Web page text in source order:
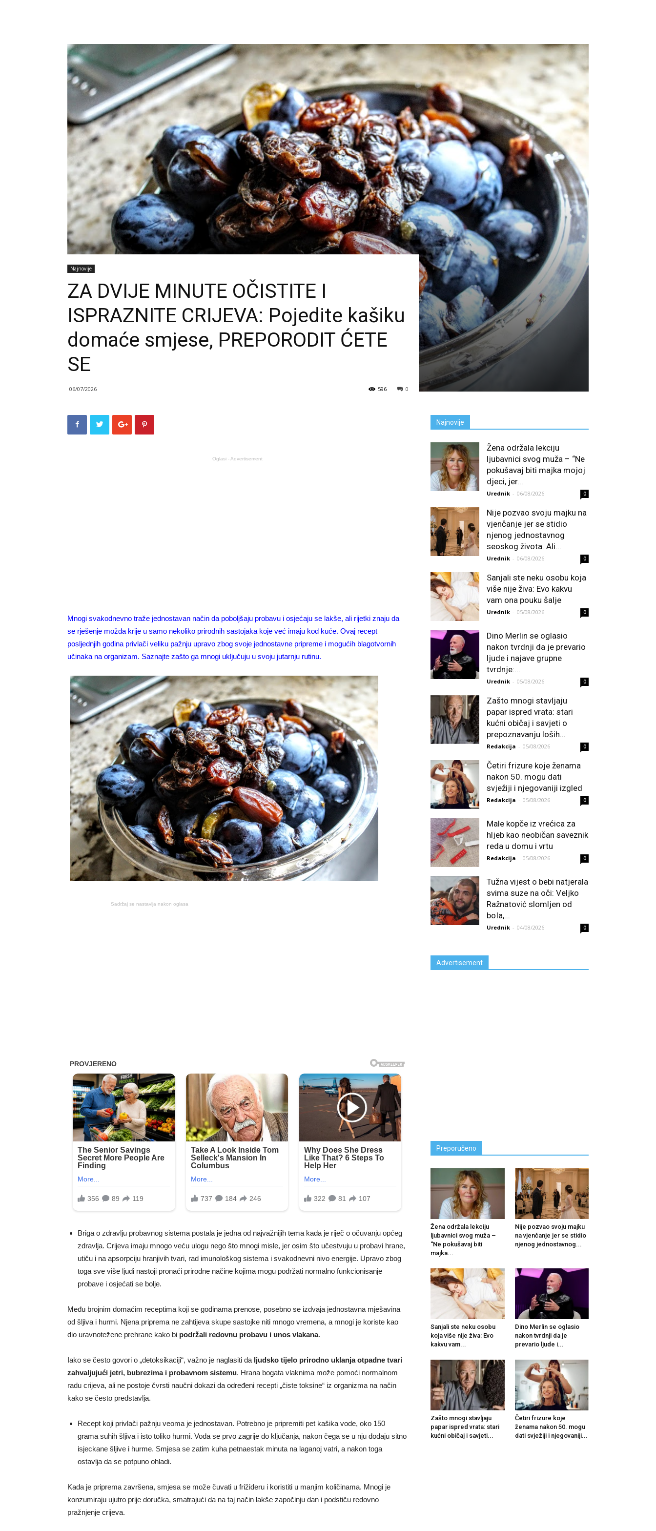
Najnovije
ZA DVIJE MINUTE OČISTITE I
ISPRAZNITE CRIJEVA: Pojedite kašiku
domaće smjese, PREPORODIT ĆETE
SE
06/07/2026 0
596
Oglasi - Advertisement
Mnogi svakodnevno traže jednostavan način da poboljšaju probavu i osjećaju se lakše, ali rijetki znaju da
se rješenje možda krije u samo nekoliko prirodnih sastojaka koje već imaju kod kuće. Ovaj recept
posljednjih godina privlači veliku pažnju upravo zbog svoje jednostavne pripreme i mogućih blagotvornih
učinaka na organizam. Saznajte zašto ga mnogi uključuju u svoju jutarnju rutinu.
Sadržaj se nastavlja nakon oglasa
Briga o zdravlju probavnog sistema postala je jedna od najvažnijih tema kada je riječ o očuvanju općeg
zdravlja. Crijeva imaju mnogo veću ulogu nego što mnogi misle, jer osim što učestvuju u probavi hrane,
utiču i na apsorpciju hranjivih tvari, rad imunološkog sistema i svakodnevni nivo energije. Upravo zbog
toga sve više ljudi nastoji pronaći prirodne načine kojima mogu podržati normalno funkcionisanje
probave i osjećati se bolje.
Među brojnim domaćim receptima koji se godinama prenose, posebno se izdvaja jednostavna mješavina
od šljiva i hurmi. Njena priprema ne zahtijeva skupe sastojke niti mnogo vremena, a mnogi je koriste kao
dio uravnotežene prehrane kako bi podržali redovnu probavu i unos vlakana.
Iako se često govori o „detoksikaciji“, važno je naglasiti da ljudsko tijelo prirodno uklanja otpadne tvari
zahvaljujući jetri, bubrezima i probavnom sistemu. Hrana bogata vlaknima može pomoći normalnom
radu crijeva, ali ne postoje čvrsti naučni dokazi da određeni recepti „čiste toksine“ iz organizma na način
kako se često predstavlja.
Recept koji privlači pažnju veoma je jednostavan. Potrebno je pripremiti pet kašika vode, oko 150
grama suhih šljiva i isto toliko hurmi. Voda se prvo zagrije do ključanja, nakon čega se u nju dodaju sitno
isjeckane šljive i hurme. Smjesa se zatim kuha petnaestak minuta na laganoj vatri, a nakon toga
ostavlja da se potpuno ohladi.
Kada je priprema završena, smjesa se može čuvati u frižideru i koristiti u manjim količinama. Mnogi je
konzumiraju ujutro prije doručka, smatrajući da na taj način lakše započinju dan i podstiču redovno
pražnjenje crijeva.
Najnovije
Žena održala lekciju
ljubavnici svog muža – “Ne
pokušavaj biti majka mojoj
djeci, jer...
Urednik - 06/08/2026 0
Nije pozvao svoju majku na
vjenčanje jer se stidio
njenog jednostavnog
seoskog života. Ali...
Urednik - 06/08/2026 0
Sanjali ste neku osobu koja
više nije živa: Evo kakvu
vam ona pouku šalje
Urednik - 05/08/2026 0
Dino Merlin se oglasio
nakon tvrdnji da je prevario
ljude i najave grupne
tvrdnje:...
Urednik - 05/08/2026 0
Zašto mnogi stavljaju
papar ispred vrata: stari
kućni običaj i savjeti o
prepoznavanju loših...
Redakcija - 05/08/2026 0
Četiri frizure koje ženama
nakon 50. mogu dati
svježiji i njegovaniji izgled
Redakcija - 05/08/2026 0
Male kopče iz vrećica za
hljeb kao neobičan saveznik
reda u domu i vrtu
Redakcija - 05/08/2026 0
Tužna vijest o bebi natjerala
svima suze na oči: Veljko
Ražnatović slomljen od
boIa,...
Urednik - 04/08/2026 0
Advertisement
Preporučeno
Žena održala lekciju
ljubavnici svog muža –
“Ne pokušavaj biti
majka...
Nije pozvao svoju majku
na vjenčanje jer se stidio
njenog jednostavnog...
Sanjali ste neku osobu
koja više nije živa: Evo
kakvu vam...
Dino Merlin se oglasio
nakon tvrdnji da je
prevario ljude i...
Zašto mnogi stavljaju
papar ispred vrata: stari
kućni običaj i savjeti...
Četiri frizure koje
ženama nakon 50. mogu
dati svježiji i njegovaniji...